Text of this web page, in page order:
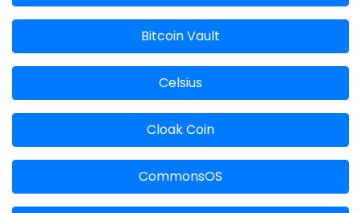
Bitcoin Vault
Celsius
Cloak Coin
CommonsOS